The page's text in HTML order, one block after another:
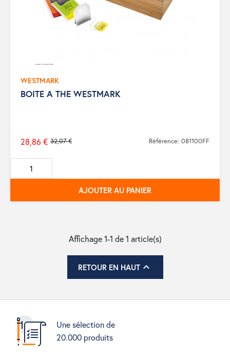
WESTMARK
BOITE A THE WESTMARK
Prix
de
base
32,07 €
28,86 € Référence: 081100FF
AJOUTER AU PANIER
Affichage 1-1 de 1 article(s)
RETOUR EN HAUT
Une sélection de
20.000 produits